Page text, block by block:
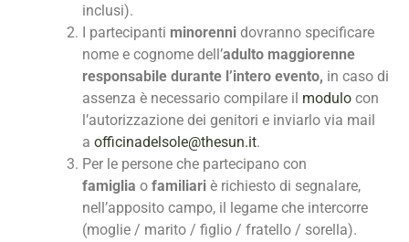
inclusi).
I partecipanti minorenni dovranno specificare
nome e cognome dell’adulto maggiorenne
responsabile durante l’intero evento, in caso di
assenza è necessario compilare il modulo con
l’autorizzazione dei genitori e inviarlo via mail
a officinadelsole@thesun.it.
Per le persone che partecipano con
famiglia o familiari è richiesto di segnalare,
nell’apposito campo, il legame che intercorre
(moglie / marito / figlio / fratello / sorella).